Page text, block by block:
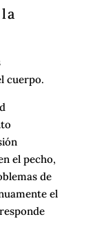
cuerpo.
el pecho,
de
el